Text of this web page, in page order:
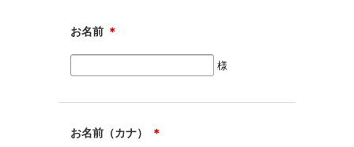
お名前 ＊
様
お名前（カナ） ＊